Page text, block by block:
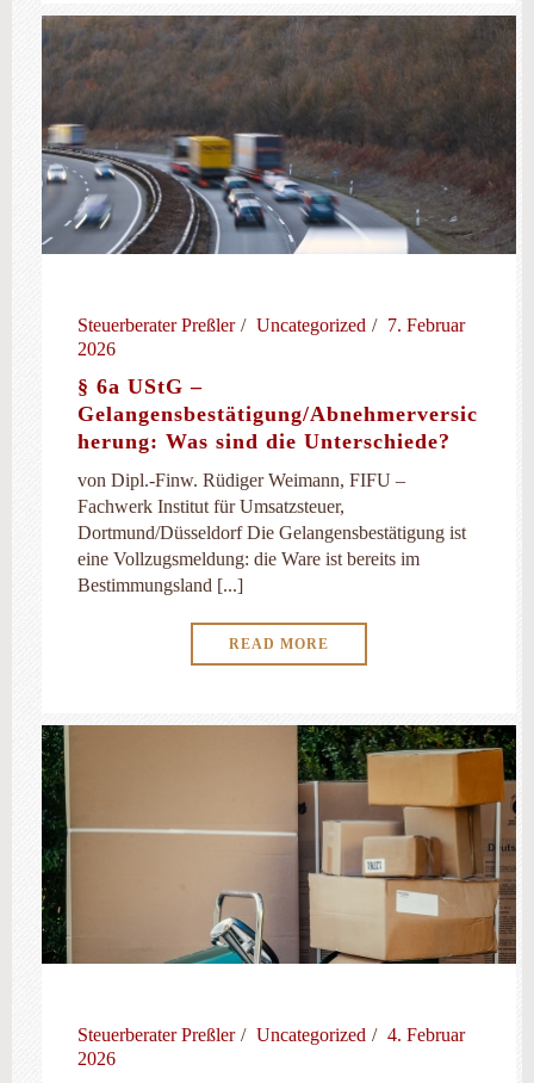
Steuerberater Preßler Uncategorized
7. Februar
2026
§ 6a UStG –
Gelangensbestätigung/Abnehmerversic
herung: Was sind die Unterschiede?
von Dipl.-Finw. Rüdiger Weimann, FIFU –
Fachwerk Institut für Umsatzsteuer,
Dortmund/Düsseldorf Die Gelangensbestätigung ist
eine Vollzugsmeldung: die Ware ist bereits im
Bestimmungsland [...]
READ MORE
Steuerberater Preßler Uncategorized
4. Februar
2026